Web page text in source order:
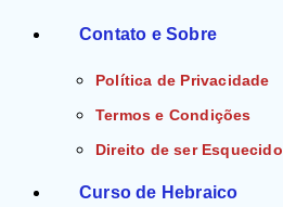
Contato e Sobre
Política de Privacidade
Termos e Condições
Direito de ser Esquecido
Curso de Hebraico